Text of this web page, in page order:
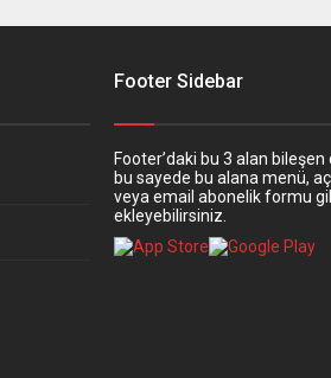
Footer Sidebar
Footer’daki bu 3 alan
bu sayede bu alana menü,
veya email abonelik formu
ekleyebilirsiniz.